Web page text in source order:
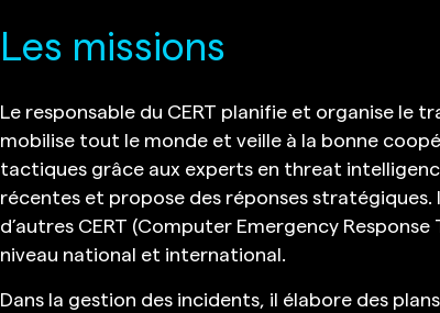
Les missions
Le responsable du CERT planifie et organise le
mobilise tout le monde et veille à la bonne
tactiques grâce aux experts en threat
récentes et propose des réponses
d’autres CERT (Computer Emergency
niveau national et international.
Dans la gestion des incidents, il élabore des